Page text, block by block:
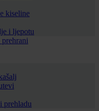
kiseline
i ljepotu
prehladu